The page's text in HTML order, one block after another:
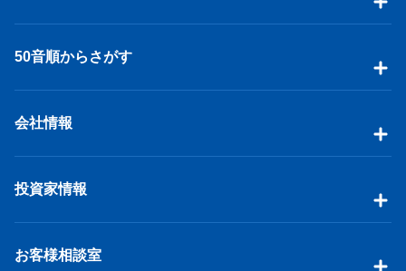
50音順からさがす
会社情報
投資家情報
お客様相談室